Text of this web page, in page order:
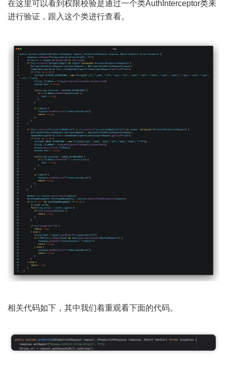
在这里可以看到权限校验是通过一个类AuthInterceptor类来
进行验证，跟入这个类进行查看。
相关代码如下，其中我们着重观看下面的代码。